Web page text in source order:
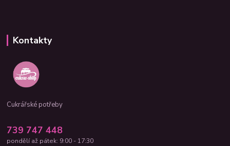
Kontakty
Cukrářské potřeby
739 747 448
pondělí až pátek: 9:00 - 17:30